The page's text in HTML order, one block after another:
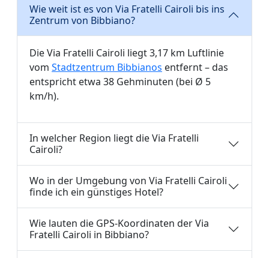
Wie weit ist es von Via Fratelli Cairoli bis ins
Zentrum von Bibbiano?
Die Via Fratelli Cairoli liegt 3,17 km Luftlinie
vom Stadtzentrum Bibbianos entfernt – das
entspricht etwa 38 Gehminuten (bei Ø 5
km/h).
In welcher Region liegt die Via Fratelli
Cairoli?
Wo in der Umgebung von Via Fratelli Cairoli
finde ich ein günstiges Hotel?
Wie lauten die GPS-Koordinaten der Via
Fratelli Cairoli in Bibbiano?